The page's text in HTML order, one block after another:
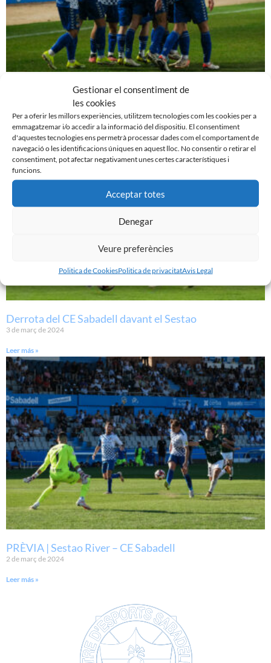
Gestionar el consentiment de
les cookies
Per a oferir les millors experiències, utilitzem tecnologies com les cookies per a
emmagatzemar i/o accedir a la informació del dispositiu. El consentiment
d'aquestes tecnologies ens permetrà processar dades com el comportament de
navegació o les identificacions úniques en aquest lloc. No consentir o retirar el
consentiment, pot afectar negativament unes certes característiques i
funcions.
Acceptar totes
Denegar
Veure preferències
Politica de CookiesPolitica de privacitatAvis Legal
PRÈVIA | CE Sabadell – Cultural Leonesa
Derrota del CE Sabadell davant el Sestao
3 de març de 2024
Leer más »
PRÈVIA | Sestao River – CE Sabadell
2 de març de 2024
Leer más »